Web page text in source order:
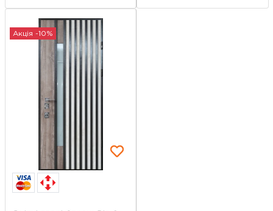
Акція -10%